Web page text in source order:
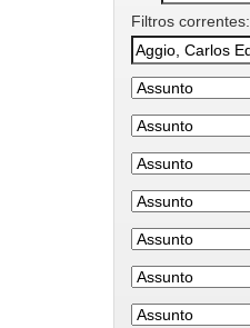
Filtros correntes: